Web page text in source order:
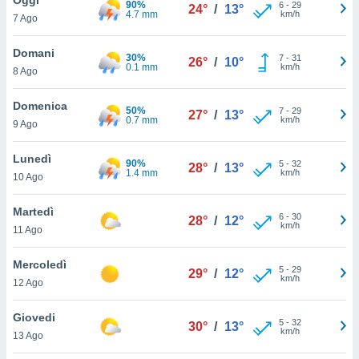
è
al sito
di
ci
di
il
un
la
nella
7 Ago
90%
4.7 mm
24° / 13° 6- 29
km/h
Domani
8 Ago
30%
0.1 mm
26° / 10° 7- 31
km/h
Domenica
9 Ago
50%
0.7 mm
27° / 13° 7- 29
km/h
Lunedì
10 Ago
90%
1.4 mm
28° / 13° 5- 32
km/h
Martedì
11 Ago
28° / 12° 6- 30
km/h
Mercoledì
12 Ago
29° / 12° 5- 29
km/h
Giovedi
13 Ago
30° / 13° 5- 32
km/h